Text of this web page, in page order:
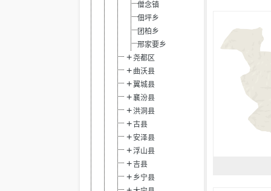
僧念镇
佃坪乡
团柏乡
邢家要乡
尧都区
曲沃县
翼城县
襄汾县
洪洞县
古县
安泽县
浮山县
吉县
乡宁县